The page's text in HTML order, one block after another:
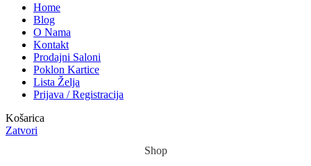
Home
Blog
O Nama
Kontakt
Prodajni Saloni
Poklon Kartice
Lista Želja
Prijava / Registracija
Košarica
Zatvori
Shop